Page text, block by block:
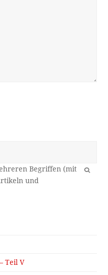
OK
Teil V